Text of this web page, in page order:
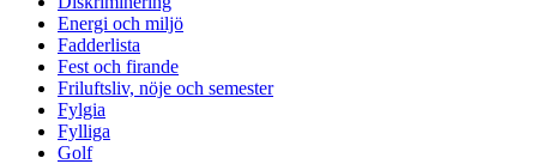
Energi och miljö
Fadderlista
Fest och firande
Friluftsliv, nöje och semester
Fylgia
Fylliga
Golf